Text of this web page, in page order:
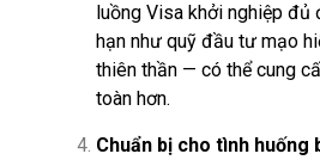
luồng Visa khởi nghiệp
hạn như quỹ đầu tư mạo
thiên thần — có thể cung
toàn hơn.
Chuẩn bị cho tình huống